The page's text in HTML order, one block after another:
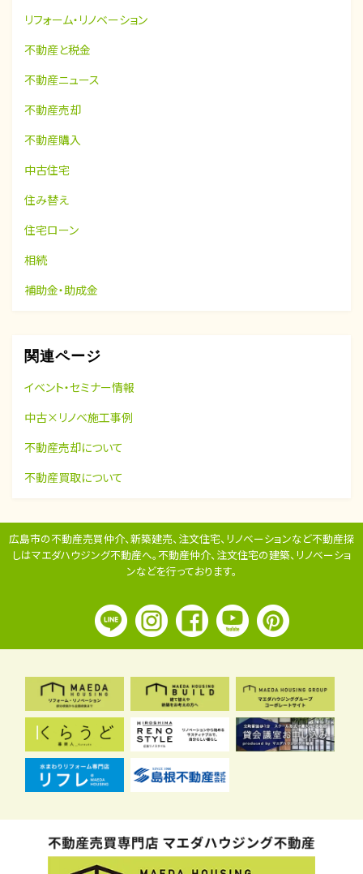
リフォーム・リノベーション
不動産と税金
不動産ニュース
不動産売却
不動産購入
中古住宅
住み替え
住宅ローン
相続
補助金・助成金
関連ページ
イベント・セミナー情報
中古×リノベ施工事例
不動産売却について
不動産買取について
広島市の不動産売買仲介、新築建売、注文住宅、リノベーションなど不動産探
しはマエダハウジング不動産へ。不動産仲介、注文住宅の建築、リノベーショ
ンなどを行っております。